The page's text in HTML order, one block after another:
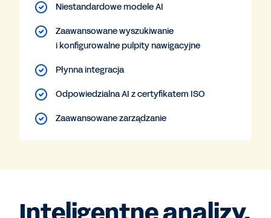
Niestandardowe modele AI
Zaawansowane wyszukiwanie
i konfigurowalne pulpity nawigacyjne
Płynna integracja
Odpowiedzialna AI z certyfikatem ISO
Zaawansowane zarządzanie